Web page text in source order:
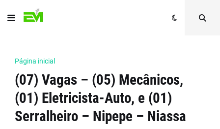
Página inicial
(07) Vagas – (05) Mecânicos,
(01) Eletricista-Auto, e (01)
Serralheiro – Nipepe – Niassa